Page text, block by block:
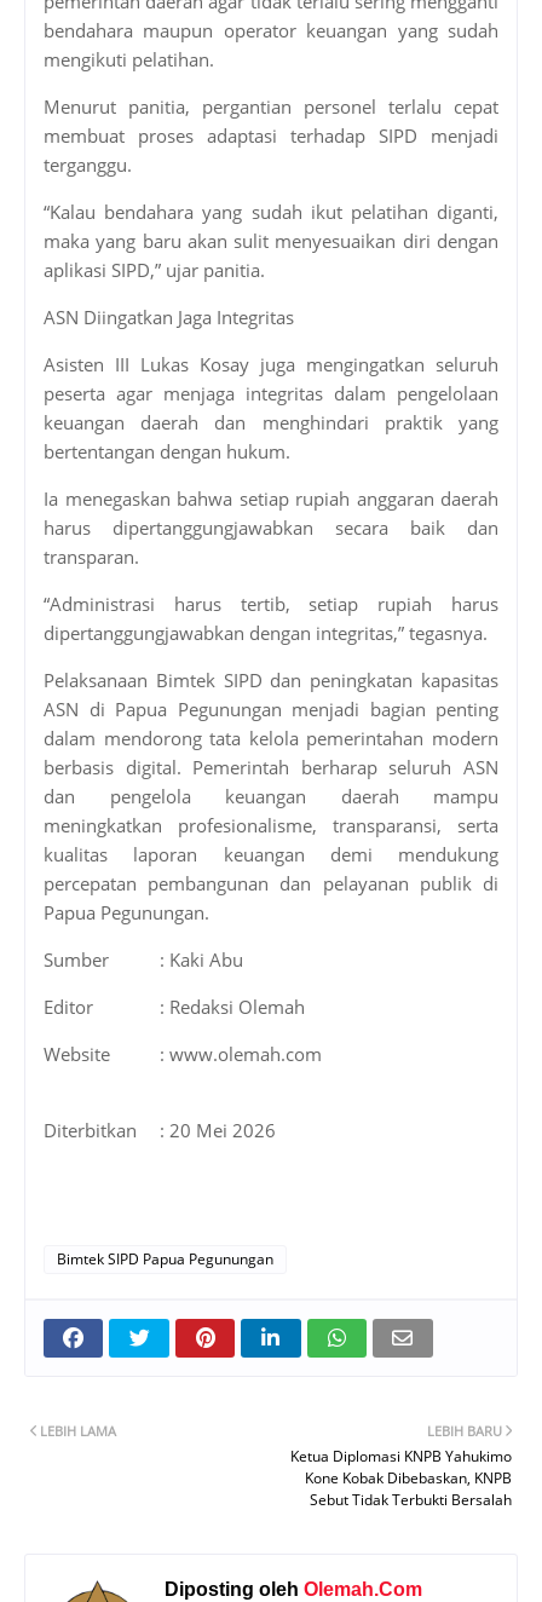
bendahara maupun operator keuangan yang sudah
mengikuti pelatihan.
Menurut panitia, pergantian personel terlalu cepat
membuat proses adaptasi terhadap SIPD menjadi
terganggu.
“Kalau bendahara yang sudah ikut pelatihan diganti,
maka yang baru akan sulit menyesuaikan diri dengan
aplikasi SIPD,” ujar panitia.
ASN Diingatkan Jaga Integritas
Asisten III Lukas Kosay juga mengingatkan seluruh
peserta agar menjaga integritas dalam pengelolaan
keuangan daerah dan menghindari praktik yang
bertentangan dengan hukum.
Ia menegaskan bahwa setiap rupiah anggaran daerah
harus dipertanggungjawabkan secara baik dan
transparan.
“Administrasi harus tertib, setiap rupiah harus
dipertanggungjawabkan dengan integritas,” tegasnya.
Pelaksanaan Bimtek SIPD dan peningkatan kapasitas
ASN di Papua Pegunungan menjadi bagian penting
dalam mendorong tata kelola pemerintahan modern
berbasis digital. Pemerintah berharap seluruh ASN
dan pengelola keuangan daerah mampu
meningkatkan profesionalisme, transparansi, serta
kualitas laporan keuangan demi mendukung
percepatan pembangunan dan pelayanan publik di
Papua Pegunungan.
Sumber
: Kaki Abu
Editor
: Redaksi Olemah
Website
: www.olemah.com
Diterbitkan : 20 Mei 2026
Bimtek SIPD Papua Pegunungan
LEBIH BARU
Ketua Diplomasi KNPB Yahukimo
Kone Kobak Dibebaskan, KNPB
Sebut Tidak Terbukti Bersalah
LEBIH LAMA
Diposting oleh Olemah.Com